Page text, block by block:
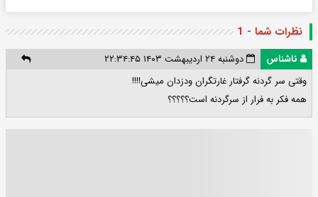
نظرات شما - 1
ناشناس
دوشنبه ۲۴ اردیبهشت ۱۴۰۳ ۲۲:۳۴:۴۵
وقتی سر گردنه گرفتار غارتگران ودزدان میشی!!!!
همه فکر به فرار از سرگردنه است؟؟؟؟؟